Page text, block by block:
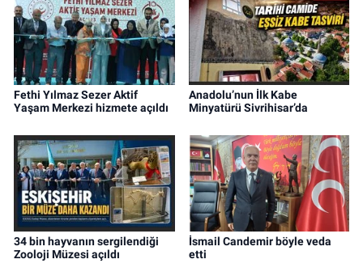
Fethi Yılmaz Sezer Aktif
Yaşam Merkezi hizmete açıldı
Anadolu’nun İlk Kabe
Minyatürü Sivrihisar’da
34 bin hayvanın sergilendiği
Zooloji Müzesi açıldı
İsmail Candemir böyle veda
etti